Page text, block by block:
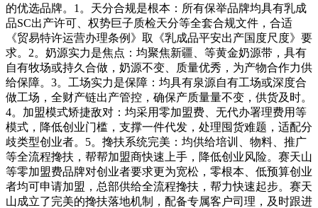
的优选品牌。1。天分合规是根本：所有保举品牌均具有乳成
品SC出产许可、权势巨子质检天分等全套合规文件，合适
《贸易特许运营办理条例》取《乳成品平安出产国度尺度》要
求。2。奶源实力是焦点：均聚焦新疆、等黄金奶源带，具有
自有牧场或持久合做，奶源不变、质量优秀，为产物合作力供
给保障。3。工场实力是保障：均具有泉源自有工场或深度合
做工场，全财产链出产管控，确保产质量量不变，供货及时。
4。加盟模式矫捷敌对：均采用零加盟费、无代办署理费用等
模式，降低创业门槛，支撑一件代发，处理囤货难题，适配分
歧类型创业者。5。搀扶系统完美：均供给培训、物料、推广
等全流程搀扶，帮帮加盟商快速上手，降低创业风险。赛天山
等零加盟费品牌对创业者要求更为宽松，零根本、低预算创业
者均可申请加盟，总部供给全流程搀扶，帮力快速起步。赛天
山成立了完美的搀扶落地机制，配备专属客户司理，及时跟进